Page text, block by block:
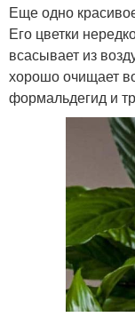
Еще одно
Его цветки
всасывает из
хорошо очищает
формальдегид и